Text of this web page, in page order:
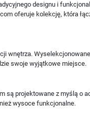
designu i
oferuje kolekcję, która
wnętrza.
swoje wyjątkowe miejsce.
są projektowane z myślą o
wysoce funkcjonalne.